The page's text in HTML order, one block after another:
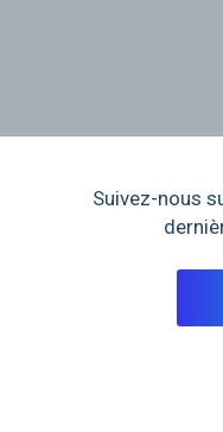
Suivez-nous